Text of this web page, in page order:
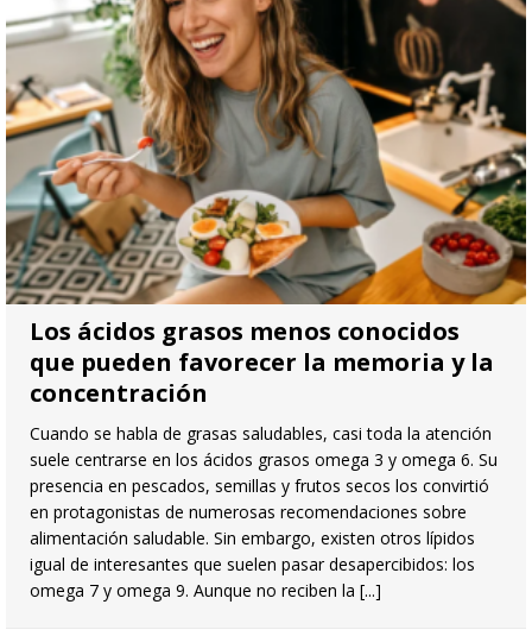
Los ácidos grasos menos conocidos
que pueden favorecer la memoria y la
concentración
Cuando se habla de grasas saludables, casi toda la atención
suele centrarse en los ácidos grasos omega 3 y omega 6. Su
presencia en pescados, semillas y frutos secos los convirtió
en protagonistas de numerosas recomendaciones sobre
alimentación saludable. Sin embargo, existen otros lípidos
igual de interesantes que suelen pasar desapercibidos: los
omega 7 y omega 9. Aunque no reciben la [...]